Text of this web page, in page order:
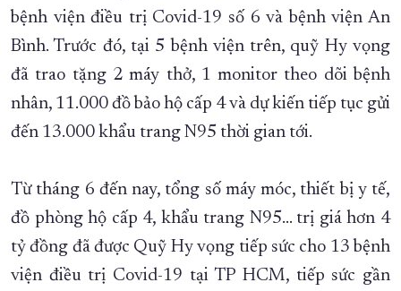
bệnh viện điều trị Covid-19 số 6 và bệnh viện An
Bình. Trước đó, tại 5 bệnh viện trên, quỹ Hy vọng
đã trao tặng 2 máy thở, 1 monitor theo dõi bệnh
nhân, 11.000 đồ bảo hộ cấp 4 và dự kiến tiếp tục gửi
đến 13.000 khẩu trang N95 thời gian tới.
Từ tháng 6 đến nay, tổng số máy móc, thiết bị y tế,
đồ phòng hộ cấp 4, khẩu trang N95... trị giá hơn 4
tỷ đồng đã được Quỹ Hy vọng tiếp sức cho 13 bệnh
viện điều trị Covid-19 tại TP HCM, tiếp sức gần